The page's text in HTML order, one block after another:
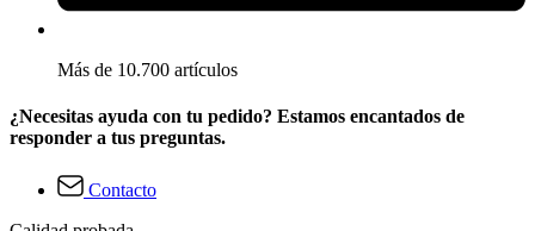
Más de 10.700 artículos
¿Necesitas ayuda con tu pedido? Estamos encantados de
responder a tus preguntas.
Contacto